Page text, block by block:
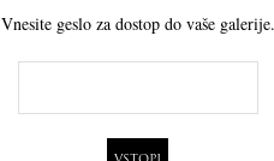
Vnesite geslo za dostop do vaše galerije.